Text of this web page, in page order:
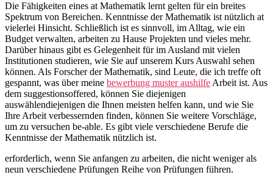
Die Fähigkeiten eines at Mathematik lernt gelten für ein breites
Spektrum von Bereichen. Kenntnisse der Mathematik ist nützlich at
vielerlei Hinsicht. Schließlich ist es sinnvoll, im Alltag, wie ein
Budget verwalten, arbeiten zu Hause Projekten und vieles mehr.
Darüber hinaus gibt es Gelegenheit für im Ausland mit vielen
Institutionen studieren, wie Sie auf unserem Kurs Auswahl sehen
können. Als Forscher der Mathematik, sind Leute, die ich treffe oft
gespannt, was über meine bewerbung muster aushilfe Arbeit ist. Aus
dem suggestionsoffered, können Sie diejenigen
auswählendiejenigen die Ihnen meisten helfen kann, und wie Sie
Ihre Arbeit verbessernden finden, können Sie weitere Vorschläge,
um zu versuchen be-able. Es gibt viele verschiedene Berufe die
Kenntnisse der Mathematik nützlich ist.
erforderlich, wenn Sie anfangen zu arbeiten, die nicht weniger als
neun verschiedene Prüfungen Reihe von Prüfungen führen.